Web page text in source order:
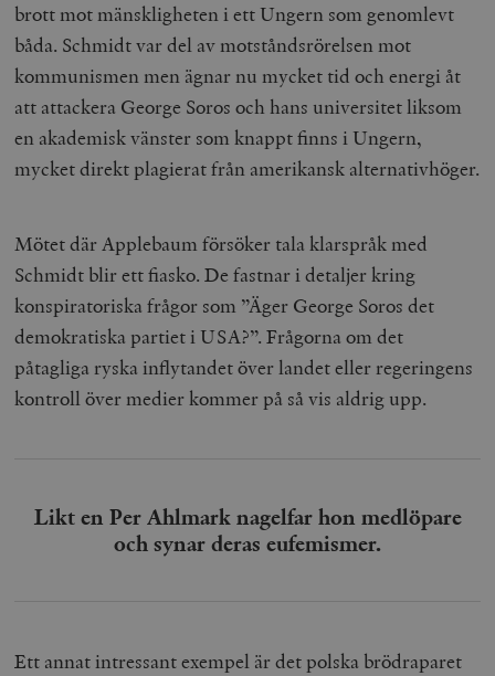
brott mot mänskligheten i ett Ungern som genomlevt
båda. Schmidt var del av motståndsrörelsen mot
kommunismen men ägnar nu mycket tid och energi åt
att attackera George Soros och hans universitet liksom
en akademisk vänster som knappt finns i Ungern,
mycket direkt plagierat från amerikansk alternativhöger.
Mötet där Applebaum försöker tala klarspråk med
Schmidt blir ett fiasko. De fastnar i detaljer kring
konspiratoriska frågor som ”Äger George Soros det
demokratiska partiet i USA?”. Frågorna om det
påtagliga ryska inflytandet över landet eller regeringens
kontroll över medier kommer på så vis aldrig upp.
Likt en Per Ahlmark nagelfar hon medlöpare
och synar deras eufemismer.
Ett annat intressant exempel är det polska brödraparet